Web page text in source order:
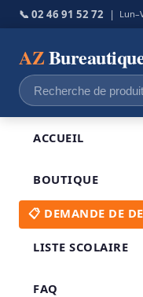
📞 02 46 91 52 72 |
AZ
Recherche
pour :
ACCUEIL
BOUTIQUE
📋 DEMANDE DE
LISTE SCOLAIRE
FAQ